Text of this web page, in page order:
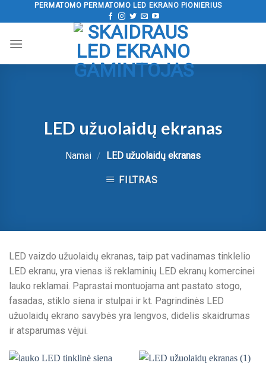
prie
PERMATOMO PERMATOMO LED EKRANO PIONIERIUS
LED užuolaidų ekranas
Namai / LED užuolaidų ekranas
FILTRAS
LED vaizdo užuolaidų ekranas, taip pat vadinamas tinklelio
LED ekranu, yra vienas iš reklaminių LED ekranų komercinei
lauko reklamai. Paprastai montuojama ant pastato stogo,
fasadas, stiklo siena ir stulpai ir kt. Pagrindinės LED
užuolaidų ekrano savybės yra lengvos, didelis skaidrumas
ir atsparumas vėjui.